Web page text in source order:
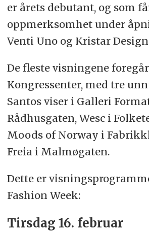
er årets debutant, og som
oppmerksomhet under
Venti Uno og Kristar
De fleste visningene
Kongressenter, med tre
Santos viser i Galleri
Rådhusgaten, Wesc i
Moods of Norway i
Freia i Malmøgaten.
Dette er
Fashion Week:
Tirsdag 16. februar